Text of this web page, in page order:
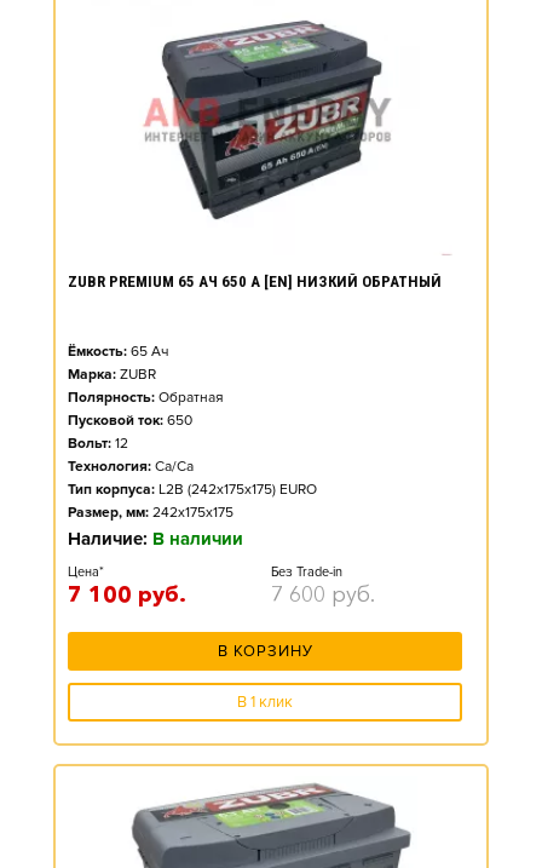
ZUBR PREMIUM 65 АЧ 650 А [EN] НИЗКИЙ ОБРАТНЫЙ
Ёмкость: 65 Ач
Марка: ZUBR
Полярность: Обратная
Пусковой ток: 650
Вольт: 12
Технология: Ca/Ca
Тип корпуса: L2B (242x175x175) EURO
Размер, мм: 242x175x175
Наличие: В наличии
Цена*
7 100 руб.
Без Trade-in
7 600 руб.
В КОРЗИНУ
В 1 клик